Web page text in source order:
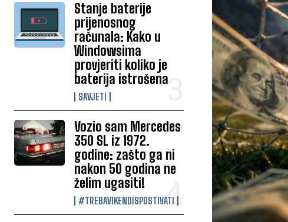
Stanje baterije
prijenosnog
računala: Kako u
Windowsima
provjeriti koliko je
baterija istrošena
SAVJETI
Vozio sam Mercedes
350 SL iz 1972.
godine: zašto ga ni
nakon 50 godina ne
želim ugasiti!
#TREBAVIKENDISPOSTIVATI